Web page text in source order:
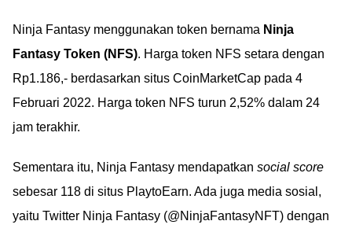
Ninja Fantasy menggunakan token bernama Ninja
Fantasy Token (NFS). Harga token NFS setara dengan
Rp1.186,- berdasarkan situs CoinMarketCap pada 4
Februari 2022. Harga token NFS turun 2,52% dalam 24
jam terakhir.
Sementara itu, Ninja Fantasy mendapatkan social score
sebesar 118 di situs PlaytoEarn. Ada juga media sosial,
yaitu Twitter Ninja Fantasy (@NinjaFantasyNFT) dengan